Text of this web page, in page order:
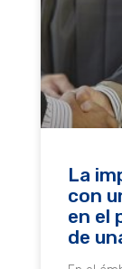
La
con
en el
de